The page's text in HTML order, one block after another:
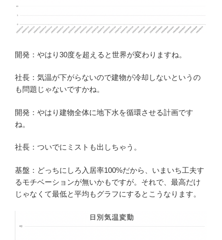
開発：やはり30度を超えると世界が変わりますね。
社長：気温が下がらないので建物が冷却しないというの
も問題じゃないですかね。
開発：やはり建物全体に地下水を循環させる計画です
ね。
社長：ついでにミストも出しちゃう。
基盤：どっちにしろ入居率100%だから、いまいち工夫す
るモチベーションが無いかもですが。それで、最高だけ
じゃなくて最低と平均もグラフにするとこうなります。